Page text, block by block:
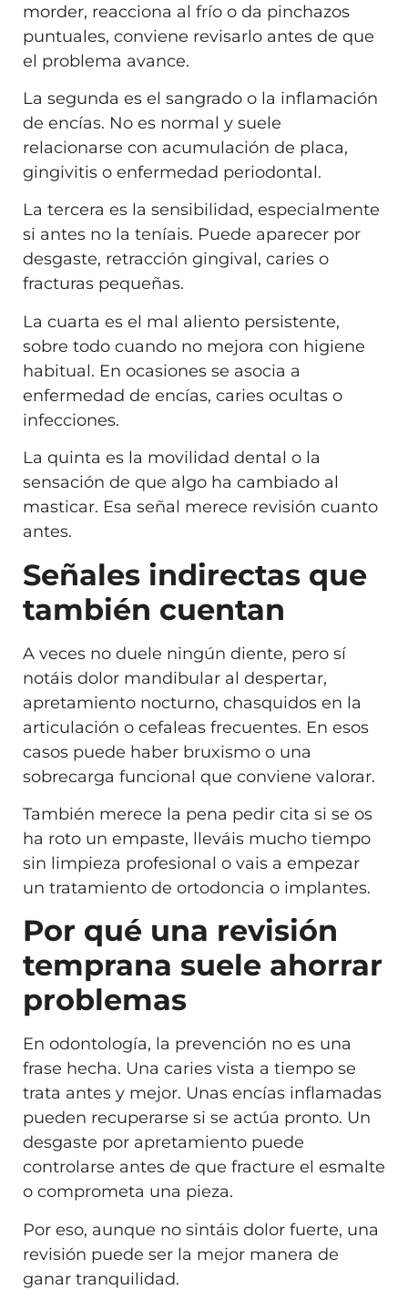
morder, reacciona al frío o da pinchazos
puntuales, conviene revisarlo antes de que
el problema avance.
La segunda es el sangrado o la inflamación
de encías. No es normal y suele
relacionarse con acumulación de placa,
gingivitis o enfermedad periodontal.
La tercera es la sensibilidad, especialmente
si antes no la teníais. Puede aparecer por
desgaste, retracción gingival, caries o
fracturas pequeñas.
La cuarta es el mal aliento persistente,
sobre todo cuando no mejora con higiene
habitual. En ocasiones se asocia a
enfermedad de encías, caries ocultas o
infecciones.
La quinta es la movilidad dental o la
sensación de que algo ha cambiado al
masticar. Esa señal merece revisión cuanto
antes.
Señales indirectas que
también cuentan
A veces no duele ningún diente, pero sí
notáis dolor mandibular al despertar,
apretamiento nocturno, chasquidos en la
articulación o cefaleas frecuentes. En esos
casos puede haber bruxismo o una
sobrecarga funcional que conviene valorar.
También merece la pena pedir cita si se os
ha roto un empaste, lleváis mucho tiempo
sin limpieza profesional o vais a empezar
un tratamiento de ortodoncia o implantes.
Por qué una revisión
temprana suele ahorrar
problemas
En odontología, la prevención no es una
frase hecha. Una caries vista a tiempo se
trata antes y mejor. Unas encías inflamadas
pueden recuperarse si se actúa pronto. Un
desgaste por apretamiento puede
controlarse antes de que fracture el esmalte
o comprometa una pieza.
Por eso, aunque no sintáis dolor fuerte, una
revisión puede ser la mejor manera de
ganar tranquilidad.